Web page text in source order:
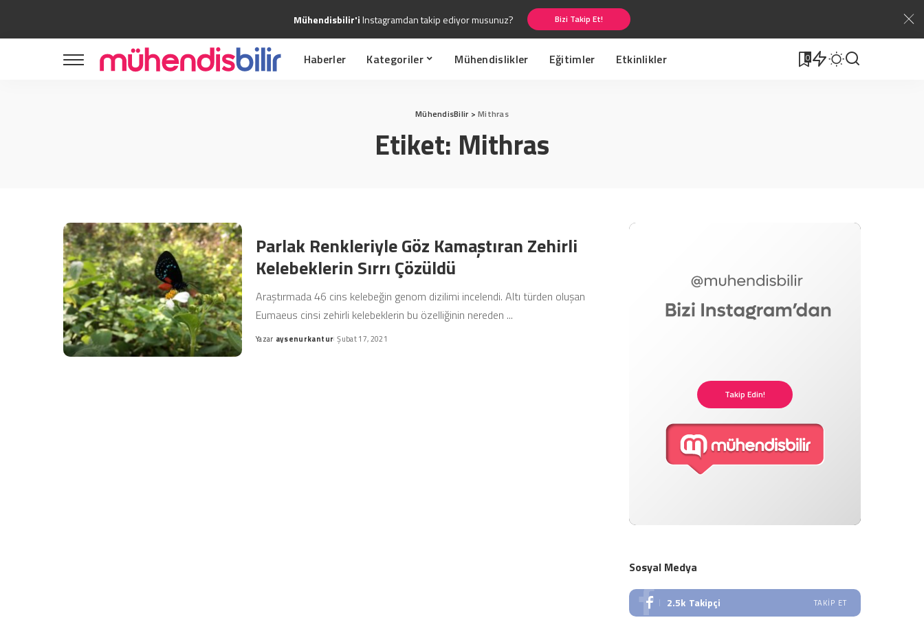
Mühendisbilir'iInstagramdan takip ediyor musunuz? Bizi Takip Et!
Haberler Kategoriler
Uzay
Kripto
Kültür Sanat
Otomotiv
Mühendislikler Eğitimler Etkinlikler 0
Teknoloji
Girişimcilik
Otomotiv
MühendisBilir >Mithras
Etiket: Mithras
Parlak Renkleriyle Göz Kamaştıran Zehirli
Kelebeklerin Sırrı Çözüldü
Araştırmada 46 cins kelebeğin genom dizilimi incelendi. Altı türden oluşan
Eumaeus cinsi zehirli kelebeklerin bu özelliğinin nereden ...
Posted
Yazar aysenurkantur Şubat 17, 2021
Takip Edin!
Sosyal Medya
2.5k Takipçi TAKIP ET